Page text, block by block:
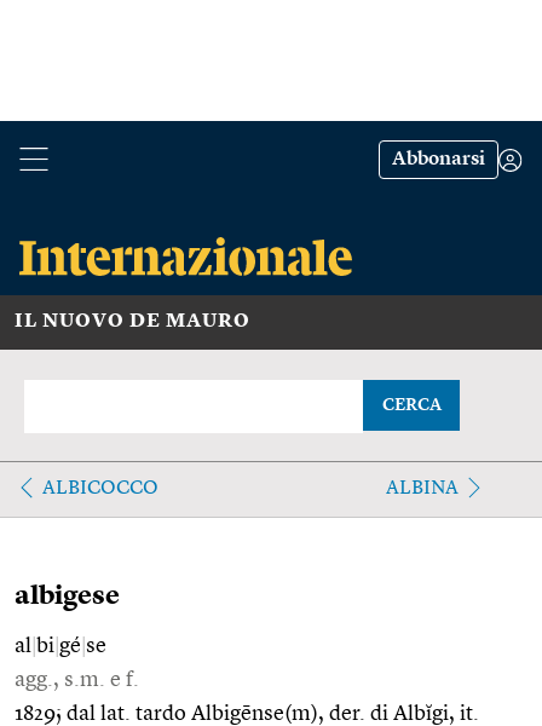
Abbonarsi
IL NUOVO DE MAURO
CERCA
ALBICOCCO ALBINA
albigese
al bi gé se
agg., s.m. e f.
1829; dal lat. tardo Albigēnse(m), der. di Albĭgi, it.